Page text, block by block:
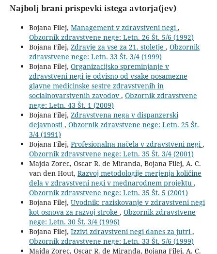
Najbolj brani prispevki istega avtorja(jev)
Bojana Filej, Management v zdravstveni negi,
Obzornik zdravstvene nege: Letn. 26 Št. 5/6 (1992)
Bojana Filej, Zdravje za vse za 21. stoletje , Obzornik
zdravstvene nege: Letn. 33 Št. 3/4 (1999)
Bojana Filej, Organizacijsko spreminjanje v
zdravstveni negi je odvisno od vsake posamezne
glavne medicinske sestre zdravstvenih in
socialnovarstvenih zavodov , Obzornik zdravstvene
nege: Letn. 43 Št. 1 (2009)
Bojana Filej, Zdravstvena nega v dispanzerski
dejavnosti, Obzornik zdravstvene nege: Letn. 25 Št.
3/4 (1991)
Bojana Filej, Profesionalna načela v zdravstveni negi,
Obzornik zdravstvene nege: Letn. 35 Št. 3/4 (2001)
Majda Zorec, Oscar R. de Miranda, Bojana Filej, A. C.
van den Hout, Razvoj metodologije merjenja količine
dela v zdravstveni negi v mednarodnem projektu ,
Obzornik zdravstvene nege: Letn. 35 Št. 5 (2001)
Bojana Filej, Uvodnik: raziskovanje v zdravstveni negi
kot osnova za razvoj stroke , Obzornik zdravstvene
nege: Letn. 30 Št. 3/4 (1996)
Bojana Filej, Izzivi zdravstveni negi danes za jutri,
Obzornik zdravstvene nege: Letn. 33 Št. 5/6 (1999)
Majda Zorec, Oscar R. de Miranda, Bojana Filej, A. C.